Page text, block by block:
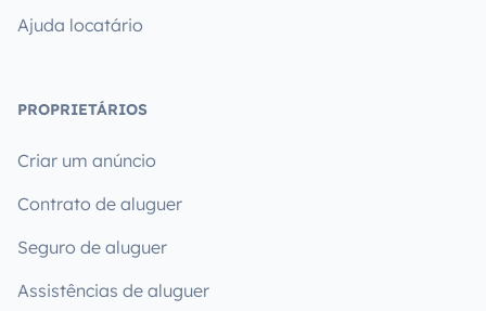
Ajuda locatário
PROPRIETÁRIOS
Criar um anúncio
Contrato de aluguer
Seguro de aluguer
Assistências de aluguer